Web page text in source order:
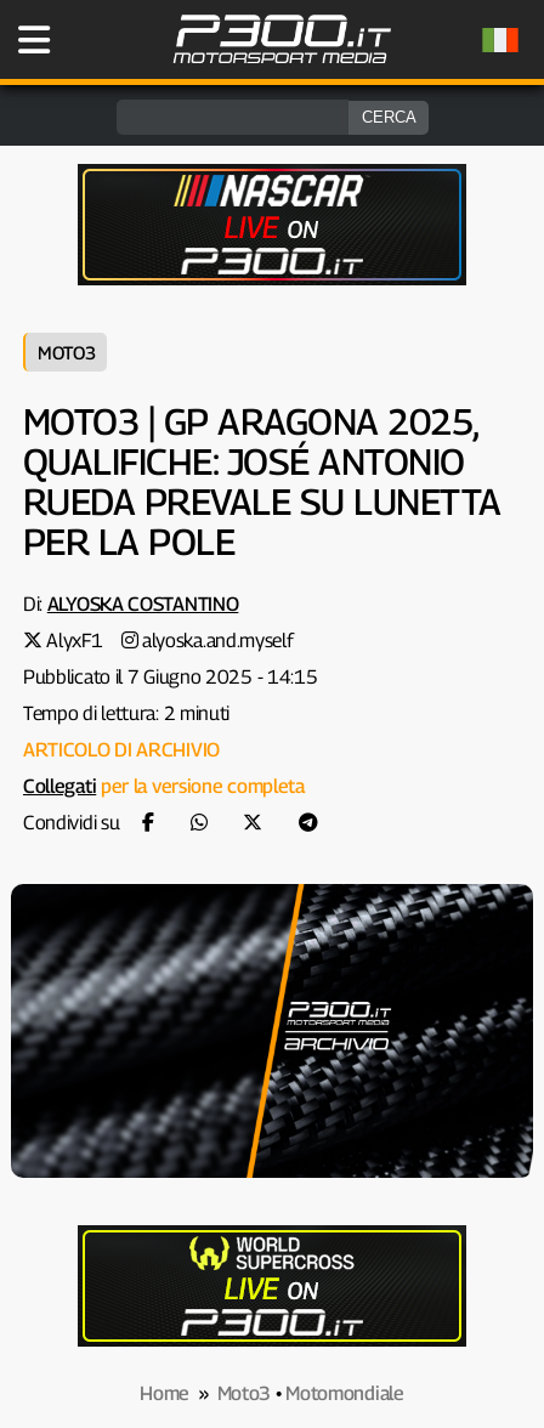
MOTO3
MOTO3 | GP ARAGONA 2025,
QUALIFICHE: JOSÉ ANTONIO
RUEDA PREVALE SU LUNETTA
PER LA POLE
Di: ALYOSKA COSTANTINO
AlyxF1
alyoska.and.myself
Pubblicato il 7 Giugno 2025 - 14:15
Tempo di lettura: 2 minuti
ARTICOLO DI ARCHIVIO
Collegati per la versione completa
Condividi su
Home » Moto3 • Motomondiale